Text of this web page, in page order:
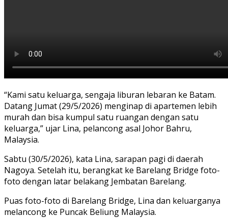
“Kami satu keluarga, sengaja liburan lebaran ke Batam.
Datang Jumat (29/5/2026) menginap di apartemen lebih
murah dan bisa kumpul satu ruangan dengan satu
keluarga,” ujar Lina, pelancong asal Johor Bahru,
Malaysia.
Sabtu (30/5/2026), kata Lina, sarapan pagi di daerah
Nagoya. Setelah itu, berangkat ke Barelang Bridge foto-
foto dengan latar belakang Jembatan Barelang.
Puas foto-foto di Barelang Bridge, Lina dan keluarganya
melancong ke Puncak Beliung Malaysia.